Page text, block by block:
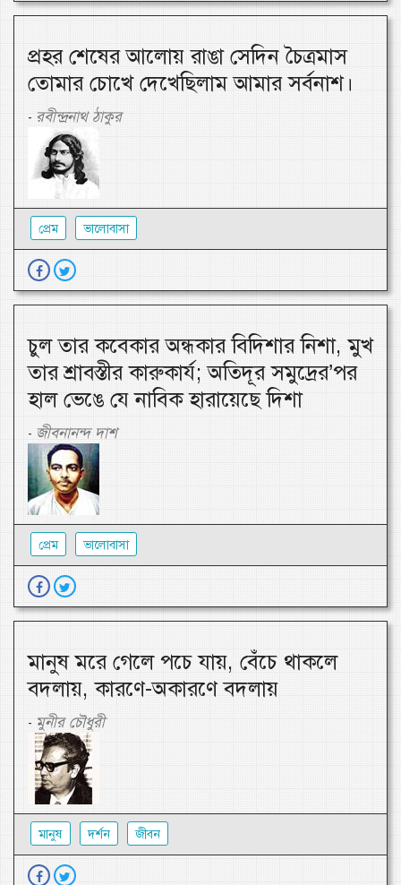
প্রহর শেষের আলোয় রাঙা সেদিন চৈত্রমাস
তোমার চোখে দেখেছিলাম আমার সর্বনাশ।
- রবীন্দ্রনাথ ঠাকুর
প্রেম ভালোবাসা
চুল তার কবেকার অন্ধকার বিদিশার নিশা, মুখ
তার শ্রাবস্তীর কারুকার্য; অতিদূর সমুদ্রের’পর
হাল ভেঙে যে নাবিক হারায়েছে দিশা
- জীবনানন্দ দাশ
প্রেম ভালোবাসা
মানুষ মরে গেলে পচে যায়, বেঁচে থাকলে
বদলায়, কারণে-অকারণে বদলায়
- মুনীর চৌধুরী
মানুষ দর্শন জীবন